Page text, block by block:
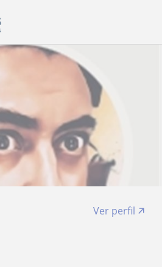
Ver perfil